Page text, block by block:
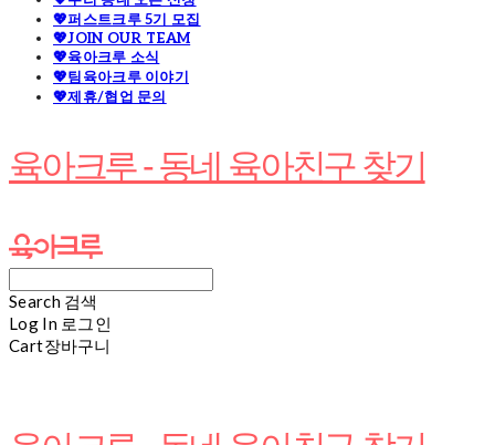
💖퍼스트크루 5기 모집
💖JOIN OUR TEAM
💖육아크루 소식
💖팀육아크루 이야기
💖제휴/협업 문의
육아크루 - 동네 육아친구 찾기
Search 검색
Log In 로그인
Cart장바구니